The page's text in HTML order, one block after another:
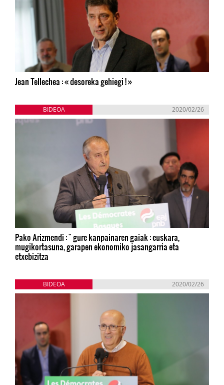
Jean Tellechea : « desoreka gehiegi ! »
BIDEOA 2020/02/26
Pako Arizmendi : " gure kanpainaren gaiak : euskara,
mugikortasuna, garapen ekonomiko jasangarria eta
etxebizitza
BIDEOA 2020/02/26